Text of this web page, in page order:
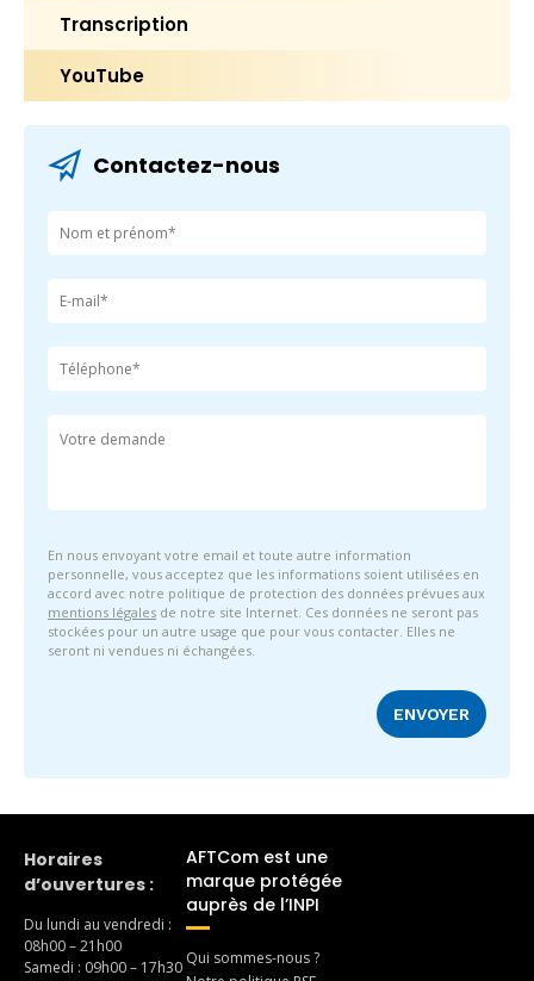
Transcription
YouTube
Contactez-nous
En nous envoyant votre email et toute autre information
personnelle, vous acceptez que les informations soient utilisées en
accord avec notre politique de protection des données prévues aux
mentions légales de notre site Internet. Ces données ne seront pas
stockées pour un autre usage que pour vous contacter. Elles ne
seront ni vendues ni échangées.
Horaires
d’ouvertures :
Du lundi au vendredi :
08h00 – 21h00
Samedi : 09h00 – 17h30
AFTCom est une
marque protégée
auprès de l’INPI
Qui sommes-nous ?